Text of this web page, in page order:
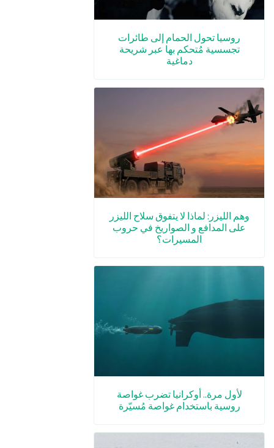
روسيا تحول الحمام إلى طائرات
تجسسية مُتحكم بها عبر شريحة
دماغية
وهم الليزر: لماذا لا يتفوق سلاح الليزر
على المدافع و الصواريخ في حروب
المسيرات؟
لأول مرة.. أوكرانيا تضرب غواصة
روسية باستخدام غواصة مُسيّرة